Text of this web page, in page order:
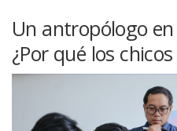
🎙 ANTRÓPODAS
Un antropólogo
¿Por qué los